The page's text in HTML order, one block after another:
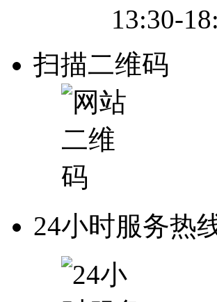
13:30-
扫描二维码
24小时服务热